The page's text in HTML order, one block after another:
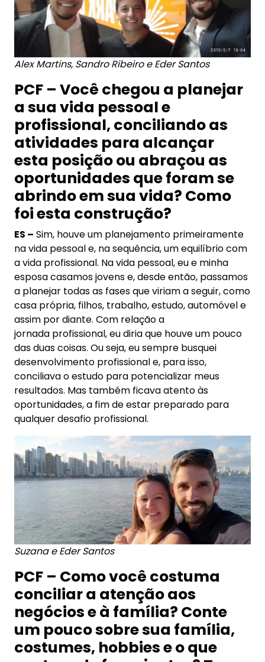
Alex Martins, Sandro Ribeiro e Eder Santos
PCF – Você chegou a planejar
a sua vida pessoal e
profissional, conciliando as
atividades para alcançar
esta posição ou abraçou as
oportunidades que foram se
abrindo em sua vida? Como
foi esta construção?
ES – Sim, houve um planejamento primeiramente
na vida pessoal e, na sequência, um equilíbrio com
a vida profissional. Na vida pessoal, eu e minha
esposa casamos jovens e, desde então, passamos
a planejar todas as fases que viriam a seguir, como
casa própria, filhos, trabalho, estudo, automóvel e
assim por diante. Com relação a
jornada profissional, eu diria que houve um pouco
das duas coisas. Ou seja, eu sempre busquei
desenvolvimento profissional e, para isso,
conciliava o estudo para potencializar meus
resultados. Mas também ficava atento às
oportunidades, a fim de estar preparado para
qualquer desafio profissional.
Suzana e Eder Santos
PCF – Como você costuma
conciliar a atenção aos
negócios e à família? Conte
um pouco sobre sua família,
costumes, hobbies e o que